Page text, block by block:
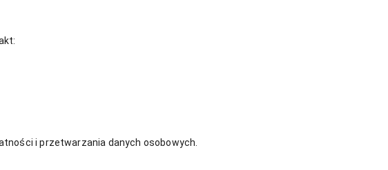
i przetwarzania danych osobowych.